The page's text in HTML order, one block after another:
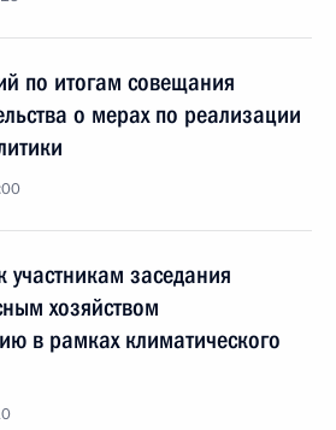
по итогам совещания
о мерах по реализации
заседания
хозяйством
в рамках климатического